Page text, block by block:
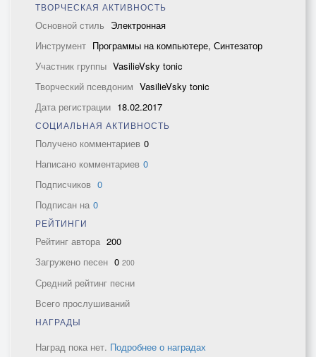
ТВОРЧЕСКАЯ АКТИВНОСТЬ
Основной стиль Электронная
Инструмент Программы на компьютере, Синтезатор
Участник группы VasilieVsky tonic
Творческий псевдоним VasilieVsky tonic
Дата регистрации 18.02.2017
СОЦИАЛЬНАЯ АКТИВНОСТЬ
Получено комментариев 0
Написано комментариев 0
Подписчиков 0
Подписан на 0
РЕЙТИНГИ
Рейтинг автора 200
Загружено песен 0 200
Средний рейтинг песни
Всего прослушиваний
НАГРАДЫ
Наград пока нет. Подробнее о наградах